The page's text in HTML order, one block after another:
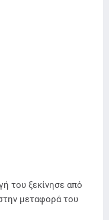
του ξεκίνησε από
μεταφορά του